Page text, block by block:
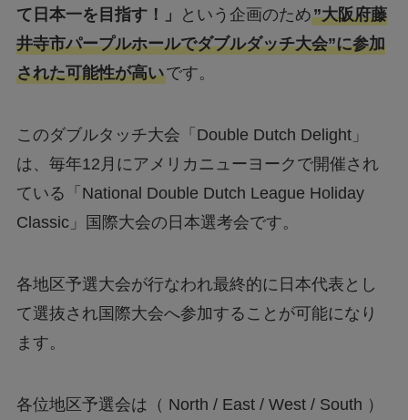
て日本一を目指す！」
という企画のため”大阪府藤
井寺市パープルホールでダブルダッチ大会”に参加
された可能性が高いです。
このダブルタッチ大会「Double Dutch Delight」
は、毎年12月にアメリカニューヨークで開催され
ている「National Double Dutch League Holiday
Classic」国際大会の日本選考会です。
各地区予選大会が行なわれ最終的に日本代表とし
て選抜され国際大会へ参加することが可能になり
ます。
各位地区予選会は（ North / East / West / South ）